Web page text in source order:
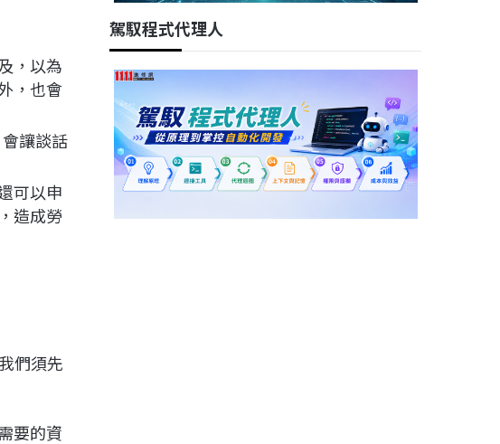
，以為
，也會
讓談話
可以申
造成勞
們須先
要的資
駕馭程式代理人